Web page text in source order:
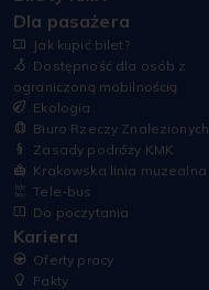
Dla pasażera
Jak kupić bilet?
Dostępność dla osób z
ograniczoną mobilnością
Ekologia
Biuro Rzeczy Znalezionych
Zasady podróży KMK
Krakowska linia muzealna
Tele-bus
Do poczytania
Kariera
Oferty pracy
Fakty